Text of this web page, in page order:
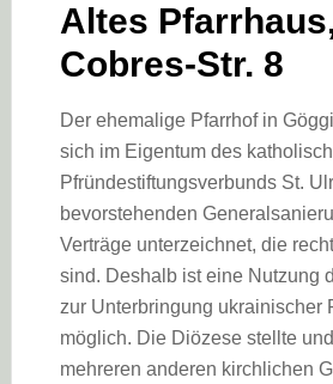
Altes
Cobres-Str. 8
Der ehemalige Pfarrhof in
sich im Eigentum des
Pfründestiftungsverbunds St.
bevorstehenden
Verträge unterzeichnet, die
sind. Deshalb ist eine Nutzung
zur Unterbringung ukrainischer
möglich. Die Diözese stellte
mehreren anderen kirchlichen